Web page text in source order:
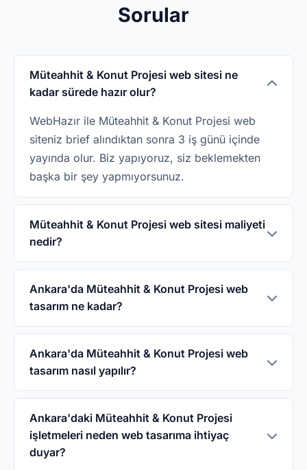
Sorular
Müteahhit & Konut Projesi web sitesi ne
kadar sürede hazır olur?
WebHazır ile Müteahhit & Konut Projesi web
siteniz brief alındıktan sonra 3 iş günü içinde
yayında olur. Biz yapıyoruz, siz beklemekten
başka bir şey yapmıyorsunuz.
Müteahhit & Konut Projesi web sitesi maliyeti
nedir?
WebHazır'da Müteahhit & Konut Projesi web
sitesi 5.000₺ tek seferliktir. Domain, hosting,
SSL ve sektöre özel tasarım dahildir. İkinci
yıldan itibaren yıllık 1.500₺ bakım ücreti
Ankara'da Müteahhit & Konut Projesi web
tasarım ne kadar?
WebHazır ile Ankara'da Müteahhit & Konut
Projesi web sitesi 5.000₺ tek seferlik. Domain,
hosting, SSL ve sektöre özel tasarım dahil. Aylık
abonelik yok, gizli ücret yok.
Ankara'da Müteahhit & Konut Projesi web
tasarım nasıl yapılır?
WhatsApp'tan veya telefonla 0542 114 64 64
numarasından ulaşın, işletme bilgilerinizi
paylaşın. 3 iş günü içinde Ankara'daki
Müteahhit & Konut Projesi web siteniz yayında
Ankara'daki Müteahhit & Konut Projesi
işletmeleri neden web tasarıma ihtiyaç
duyar?